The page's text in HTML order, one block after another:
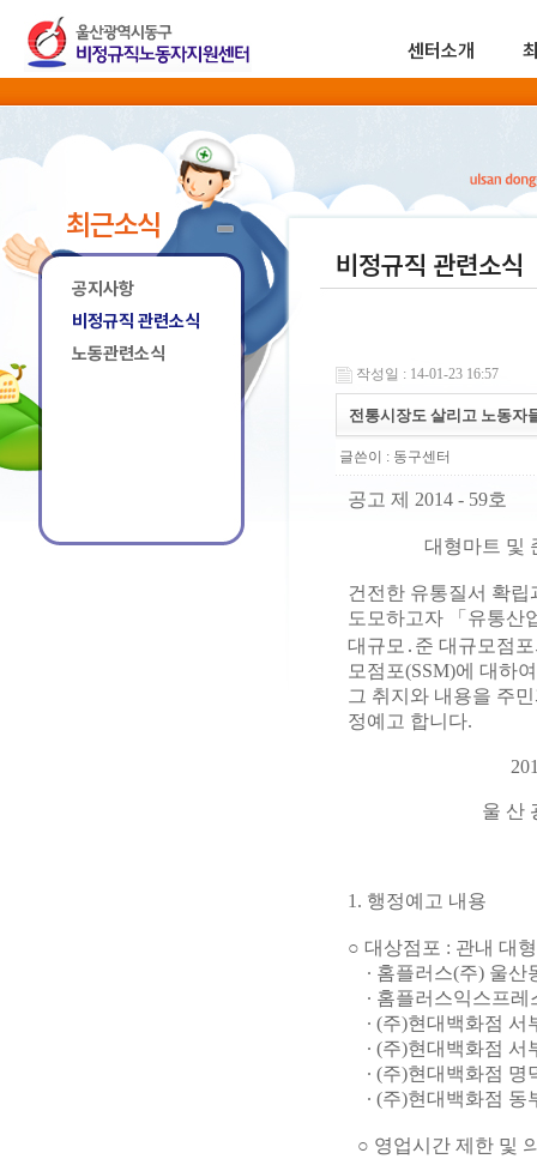
센터소개
최근소식
공지사항
비정규직 관련소식
노동관련소식
비정규직 관련소식
작성일 : 14-01-23 16:57
전통시장도 살리고 노동자
글쓴이 : 동구센터
공고 제 2014 - 59호
대형마트 및 준대
건전한 유통질서 확
도모하고자 「유통산
대규모․준 대규모점
모점포(SSM)에 대하
그 취지와 내용을 주
정예고 합니다.
2014. 1.
울 산 광 역
1. 행정예고 내용
○ 대상점포 : 관내 대
∙ 홈플러스(주) 울산
∙ 홈플러스익스프레
∙ (주)현대백화점 서
∙ (주)현대백화점 서
∙ (주)현대백화점 명
∙ (주)현대백화점 동
○ 영업시간 제한 및